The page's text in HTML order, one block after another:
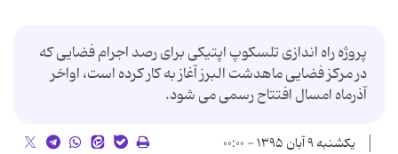
پروژه راه اندازی تلسکوپ اپتیکی برای رصد اجرام فضایی که
در مرکز فضایی ماهدشت البرز آغاز به کار کرده است، اواخر
آذرماه امسال افتتاح رسمی می شود.
یکشنبه ۹ آبان ۱۳۹۵ - ۰۰:۰۰